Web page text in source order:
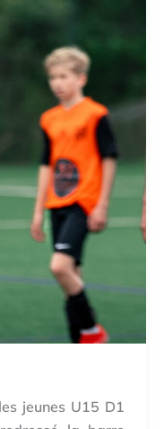
jeunes U15 D1